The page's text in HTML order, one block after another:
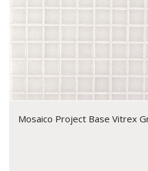
Mosaico Project Base Vitrex